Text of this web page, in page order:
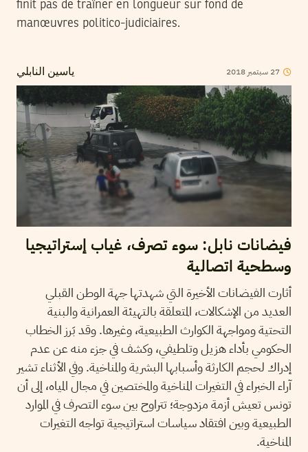
finit pas de traîner en longueur sur fond de
manœuvres politico-judiciaires.
ياسين النابلي 27 سبتمبر 2018
فيضانات نابل: سوء تصرف، غياب إستراتيجيا
وسطحية اتصالية
أثارت الفيضانات الأخيرة التي شهدتها جهة الوطن القبلي
العديد من الإشكالات، المتعلقة بالتهيئة العمرانية والبنية
التحتية ومواجهة الكوارث الطبيعية، وغيرها. وقد بَرز الخطاب
الحكومي بأداء هزيل وتلطيفي، وكشف في جزء منه عن عدم
إدراك لحجم الكارثة وأسبابها البشرية والمناخية. وفي الأثناء تشير
آراء الخبراء في التغيرات المناخية والمختصين في مجال المياه، إلى أن
تونس تعيش أزمة مزدوجة؛ تتراوح بين سوء التصرف في الموارد
الطبيعية وبين افتقاد سياسات استراتيجية تواجه التغيرات
المناخية.